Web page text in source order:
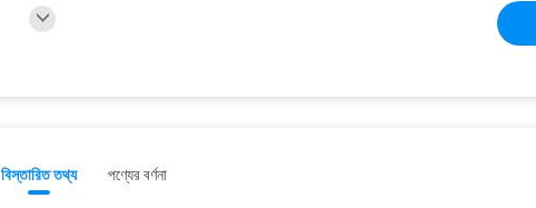
বিস্তারিত তথ্য পণ্যের বর্ণনা